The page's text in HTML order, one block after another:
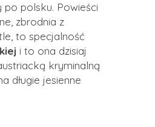
po polsku. Powieści
zbrodnia z
to specjalność
i to ona dzisiaj
kryminalną
długie jesienne